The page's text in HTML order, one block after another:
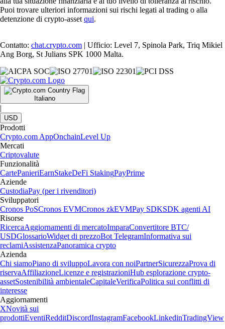
Puoi trovare ulteriori informazioni sui rischi legati al trading o alla
detenzione di crypto-asset qui.
Contatto: chat.crypto.com | Ufficio: Level 7, Spinola Park, Triq Mikiel
Ang Borg, St Julians SPK 1000 Malta.
Italiano
|
USD
Prodotti
Crypto.com AppOnchainLevel Up
Mercati
Criptovalute
Funzionalità
CartePanieriEarnStakeDeFi StakingPayPrime
Aziende
CustodiaPay (per i rivenditori)
Sviluppatori
Cronos PoSCronos EVMCronos zkEVMPay SDKSDK agenti AI
Risorse
RicercaAggiornamenti di mercatoImparaConvertitore BTC/
USDGlossarioWidget di prezzoBot TelegramInformativa sui
reclamiAssistenzaPanoramica crypto
Azienda
Chi siamoPiano di sviluppoLavora con noiPartnerSicurezzaProva di
riservaAffiliazioneLicenze e registrazioniHub esplorazione crypto-
assetSostenibilità ambientaleCapitaleVerificaPolitica sui conflitti di
interesse
Aggiornamenti
XNovità sui
prodottiEventiRedditDiscordInstagramFacebookLinkedinTradingView